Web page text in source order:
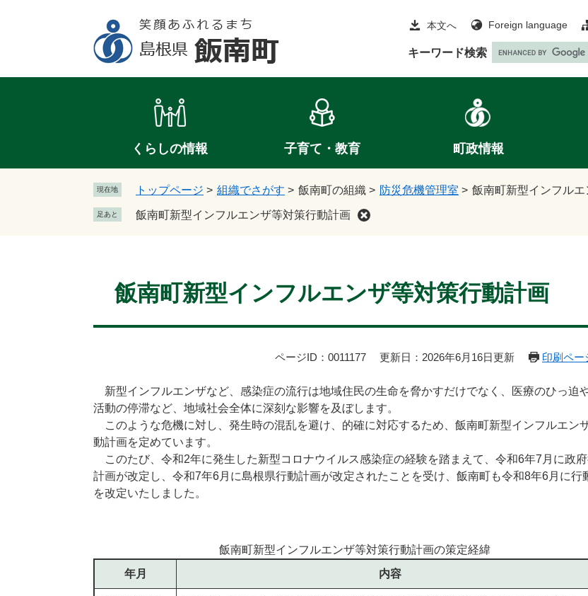
先
を
本文へ Foreign language
キーワード検索
o
l
カ
ス
タ
くらしの情報 子育て・教育 町政情報
現在地 トップページ > 組織でさがす > 飯南町の組織 > 防災危機管理室 > 飯南町新型インフル
足あと 飯南町新型インフルエンザ等対策行動計画
飯南町新型インフルエンザ等対策行動計画
ページID：0011177 更新日：2026年6月16日更新 印刷ペー
新型インフルエンザなど、感染症の流行は地域住民の生命を脅かすだけでなく、医療のひっ迫
活動の停滞など、地域社会全体に深刻な影響を及ぼします。
このような危機に対し、発生時の混乱を避け、的確に対応するため、飯南町新型インフルエン
動計画を定めています。
このたび、令和2年に発生した新型コロナウイルス感染症の経験を踏まえて、令和6年7月に政
計画が改定し、令和7年6月に島根県行動計画が改定されたことを受け、飯南町も令和8年6月に行
を改定いたしました。
飯南町新型インフルエンザ等対策行動計画の策定経緯
年月
内容